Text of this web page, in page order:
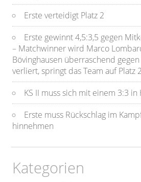
Erste verteidigt Platz 2
Erste gewinnt 4,5:3,5 gegen
– Matchwinner wird Marco
Bövinghausen überraschend
verliert, springt das Team auf Platz
KS II muss sich mit einem 3:3
Erste muss Rückschlag im
hinnehmen
Kategorien